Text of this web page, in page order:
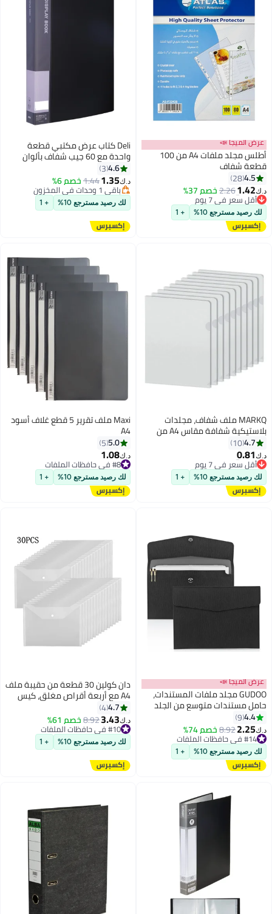
عرض الميجا 📣
أطلس مجلد ملفات A4 من 100
قطعة شفاف
4.5
28
د.ك‏1.42
2.26خصم 37%
#4 في حافظات الملفات
أقل سعر في 7 يوم
#4 في حافظات الملفات
لك رصيد مسترجع 10% + 1
Deli كتاب عرض مكتبي قطعة
واحدة مع 60 جيب شفاف بألوان
متنوعة
4.6
3
د.ك‏1.35
1.44خصم 6%
باقي 1 وحدات في المخزون
باقي 1 وحدات في المخزون
لك رصيد مسترجع 10% + 1
MARKQ ملف شفاف، مجلدات
بلاستيكية شفافة مقاس A4 من
النوع L لتخزين المستندات
ومستلزمات المكتب المدرسية
(عبوة من 12 قطعة)
4.7
10
د.ك‏0.81
#7 في حافظات الملفات
أقل سعر في 7 يوم
#7 في حافظات الملفات
لك رصيد مسترجع 10% + 1
Maxi ملف تقرير 5 قطع غلاف أسود
A4
5.0
5
د.ك‏1.08
#8 في حافظات الملفات
#8 في حافظات الملفات
لك رصيد مسترجع 10% + 1
عرض الميجا 📣
GUDOO مجلد ملفات المستندات،
حامل مستندات متوسع من الجلد
للتوسيع لتنظيم الإيصالات المنزلية
والعقود والمدرسة والمكتب
4.4
9
د.ك‏2.25
8.92خصم 74%
#14 في حافظات الملفات
#14 في حافظات الملفات
لك رصيد مسترجع 10% + 1
دان كولين 30 قطعة من حقيبة ملف
A4 مع أربعة أقراص مغلق، كيس
مظروف البلاستيك البولي ايثيلين
شفاف، كيس المجلدات الشفافة
المقاومة للماء، مناسبة للمكتب،
المنزل، المدرسة، القرطاسية
4.7
4
د.ك‏3.43
8.92خصم 61%
#10 في حافظات الملفات
#10 في حافظات الملفات
لك رصيد مسترجع 10% + 1